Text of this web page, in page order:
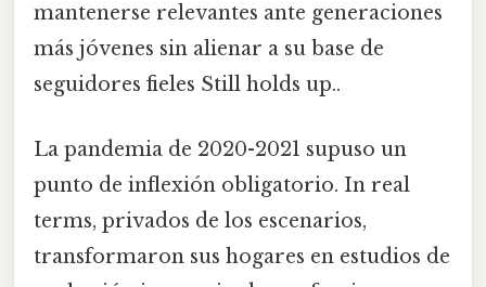
mantenerse relevantes ante generaciones
más jóvenes sin alienar a su base de
seguidores fieles Still holds up..
La pandemia de 2020-2021 supuso un
punto de inflexión obligatorio. In real
terms, privados de los escenarios,
transformaron sus hogares en estudios de